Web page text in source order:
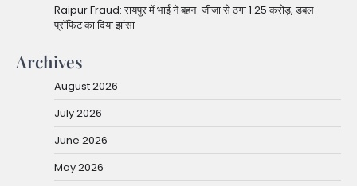
Raipur Fraud: रायपुर में भाई ने बहन-जीजा से ठगा 1.25 करोड़, डबल
प्रॉफिट का दिया झांसा
Archives
August 2026
July 2026
June 2026
May 2026